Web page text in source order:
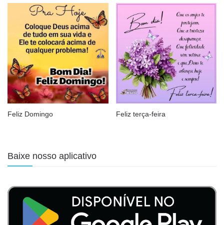
Feliz Domingo Feliz terça-feira
Baixe nosso aplicativo